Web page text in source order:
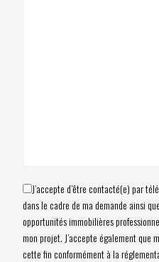
J’accepte d’être contacté(e) par
dans le cadre de ma demande ainsi
opportunités immobilières
mon projet. J’accepte également que
cette fin conformément à la